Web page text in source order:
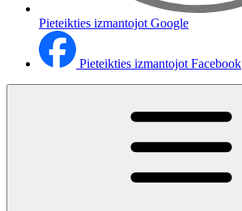
Pieteikties izmantojot Google
Pieteikties izmantojot Facebook